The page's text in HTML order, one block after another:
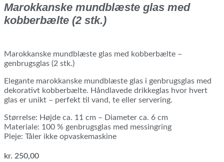
Marokkanske mundblæste glas med
kobberbælte (2 stk.)
Marokkanske mundblæste glas med kobberbælte –
genbrugsglas (2 stk.)
Elegante marokkanske mundblæste glas i genbrugsglas med
dekorativt kobberbælte. Håndlavede drikkeglas hvor hvert
glas er unikt – perfekt til vand, te eller servering.
Størrelse: Højde ca. 11 cm – Diameter ca. 6 cm
Materiale: 100 % genbrugsglas med messingring
Pleje: Tåler ikke opvaskemaskine
kr. 250,00